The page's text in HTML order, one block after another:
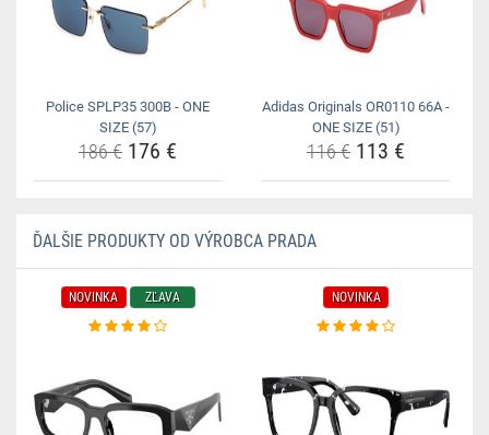
Police SPLP35 300B - ONE
SIZE (57)
186 € 176 €
Adidas Originals OR0110 66A -
ONE SIZE (51)
116 € 113 €
ĎALŠIE PRODUKTY OD VÝROBCA PRADA
NOVINKA ZĽAVA NOVINKA